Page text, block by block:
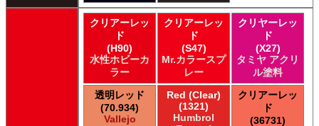
クリアーレッ
ド
(H90)
水性ホビーカ
ラー
クリアーレッ
ド
(S47)
Mr.カラースプ
レー
クリヤーレッ
ド
(X27)
タミヤ アクリ
ル塗料
透明レッド
(70.934)
Vallejo
Red (Clear)
(1321)
Humbrol
クリアーレッ
ド
(36731)